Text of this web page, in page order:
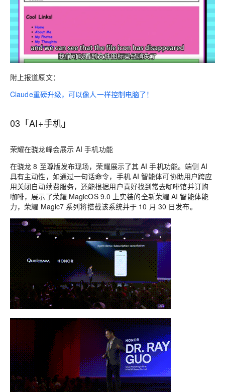
附上报道原文：
Claude重磅升级，可以像人一样控制电脑了！
03「AI+手机」
荣耀在骁龙峰会展示 AI 手机功能
在骁龙 8 至尊版发布现场，荣耀展示了其 AI 手机功能。端侧 AI
具有主动性，如通过一句话命令，手机 AI 智能体可协助用户跨应
用关闭自动续费服务，还能根据用户喜好找到常去咖啡馆并订购
咖啡，展示了荣耀 MagicOS 9.0 上实装的全新荣耀 AI 智能体能
力，荣耀 Magic7 系列将搭载该系统并于 10 月 30 日发布。